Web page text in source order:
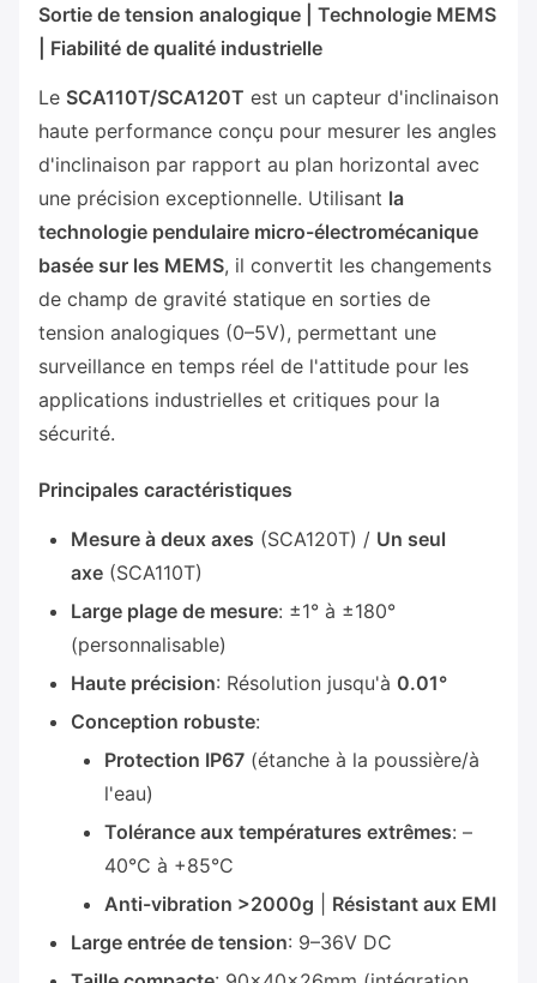
Sortie de tension analogique | Technologie MEMS
| Fiabilité de qualité industrielle
Le SCA110T/SCA120T est un capteur d'inclinaison
haute performance conçu pour mesurer les angles
d'inclinaison par rapport au plan horizontal avec
une précision exceptionnelle. Utilisant la
technologie pendulaire micro-électromécanique
basée sur les MEMS, il convertit les changements
de champ de gravité statique en sorties de
tension analogiques (0–5V), permettant une
surveillance en temps réel de l'attitude pour les
applications industrielles et critiques pour la
sécurité.
Principales caractéristiques
Mesure à deux axes (SCA120T) / Un seul
axe (SCA110T)
Large plage de mesure: ±1° à ±180°
(personnalisable)
Haute précision: Résolution jusqu'à 0.01°
Conception robuste:
Protection IP67(étanche à la poussière/à
l'eau)
Tolérance aux températures extrêmes: –
40°C à +85°C
Anti-vibration >2000g
Résistant aux EMI
Large entrée de tension: 9–36V DC